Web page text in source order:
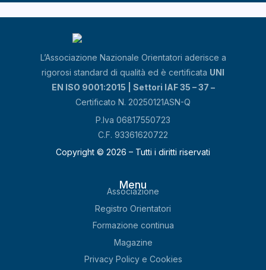
L’Associazione Nazionale Orientatori aderisce a
rigorosi standard di qualità ed è certificata UNI
EN ISO 9001:2015 | Settori IAF 35 – 37 –
Certificato N. 20250121ASN-Q
P.Iva 06817550723
C.F. 93361620722
Copyright © 2026 – Tutti i diritti riservati
Menu
Associazione
Registro Orientatori
Formazione continua
Magazine
Privacy Policy e Cookies